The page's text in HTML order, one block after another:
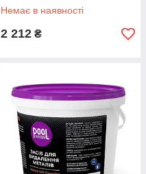
Немає в наявності
2 212 ₴